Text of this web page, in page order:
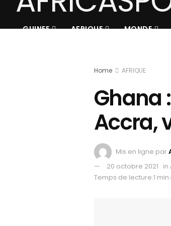
GUINEE AFRIQUE MONDE
Home AFRIQUE
Ghana
Accra,
Mis en ligne par
20 octobre 2021 in
Temps de lecture:1